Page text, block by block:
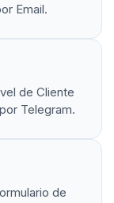
Email.
de Cliente
Telegram.
de